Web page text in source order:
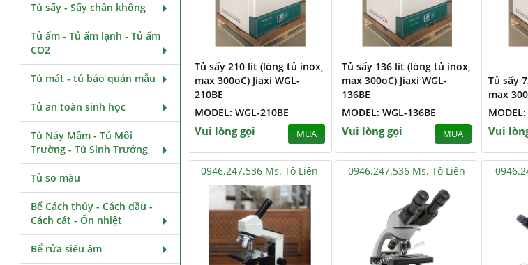
Tủ sấy 210 lít (lòng tủ inox,
max 300oC) Jiaxi WGL-
210BE
MODEL: WGL-210BE
Vui lòng gọi MUA
Tủ sấy 136 lít (lòng tủ inox,
max 300oC) Jiaxi WGL-
136BE
MODEL: WGL-136BE
Vui lòng gọi MUA
Tủ sấy
max
Vui
0946.247.536 Ms. Tô Liên 0946.247.536 Ms. Tô Liên
Tủ sấy - Sấy chân không
Tủ ấm - Tủ ấm lạnh - Tủ ấm
CO2
Tủ mát - tủ bảo quản mẫu
Tủ an toàn sinh học
Tủ Nảy Mầm - Tủ Môi
Trường - Tủ Sinh Trưởng
Tủ so màu
Bể Cách thủy - Cách dầu -
Cách cát - Ổn nhiệt
Bể rửa siêu âm